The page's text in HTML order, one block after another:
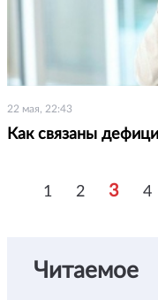
22 мая, 22:43
Как связаны
1 2 3 4
Читаемое